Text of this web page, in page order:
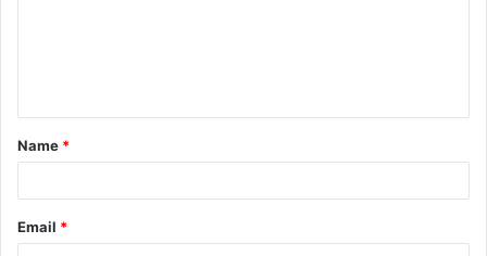
t
*
Name *
Email *